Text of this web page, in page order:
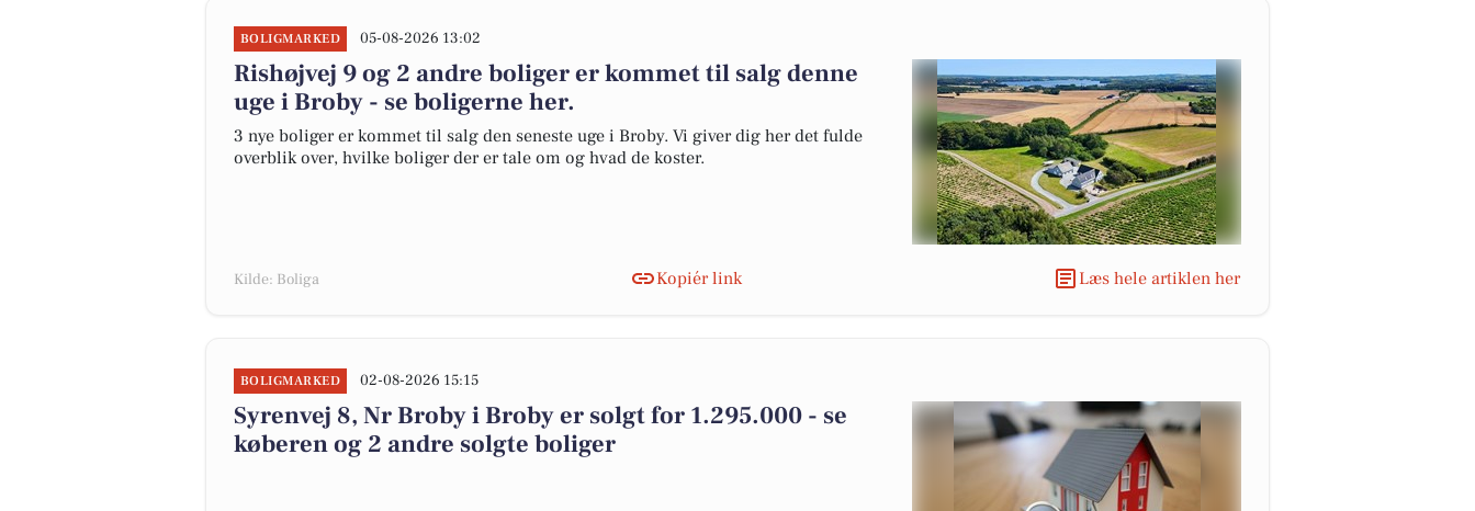
BOLIGMARKED 05-08-2026 13:02
Rishøjvej 9 og 2 andre boliger er kommet til salg denne
uge i Broby - se boligerne her.
3 nye boliger er kommet til salg den seneste uge i Broby. Vi giver dig her det fulde
overblik over, hvilke boliger der er tale om og hvad de koster.
Kilde: Boliga Kopiér link Læs hele artiklen her
BOLIGMARKED 02-08-2026 15:15
Syrenvej 8, Nr Broby i Broby er solgt for 1.295.000 - se
køberen og 2 andre solgte boliger